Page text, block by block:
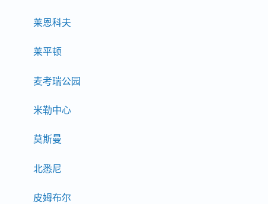
莱恩科夫
莱平顿
麦考瑞公园
米勒中心
莫斯曼
北悉尼
皮姆布尔